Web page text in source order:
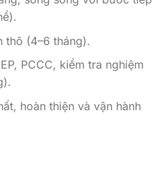
thô (4–6 tháng).
PCCC, kiểm tra nghiệm
hoàn thiện và vận hành